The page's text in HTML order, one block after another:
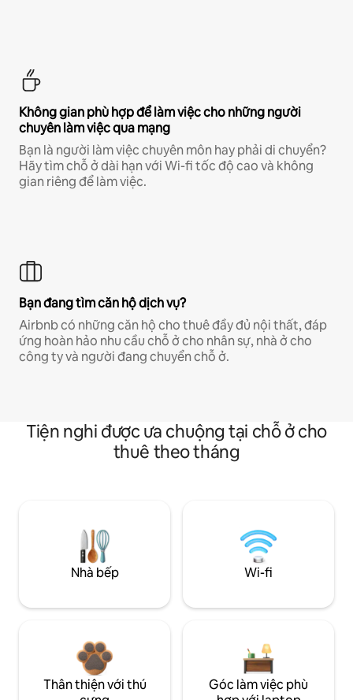
Không gian phù hợp để làm việc cho những người
chuyên làm việc qua mạng
Bạn là người làm việc chuyên môn hay phải di chuyển?
Hãy tìm chỗ ở dài hạn với Wi-fi tốc độ cao và không
gian riêng để làm việc.
Bạn đang tìm căn hộ dịch vụ?
Airbnb có những căn hộ cho thuê đầy đủ nội thất, đáp
ứng hoàn hảo nhu cầu chỗ ở cho nhân sự, nhà ở cho
công ty và người đang chuyển chỗ ở.
Tiện nghi được ưa chuộng tại chỗ ở cho
thuê theo tháng
Nhà bếp Wi-fi
Thân thiện với thú
Góc làm việc phù